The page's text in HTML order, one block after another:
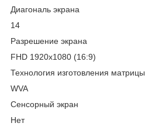
Диагональ экрана
14
Разрешение экрана
FHD 1920x1080 (16:9)
Технология изготовления матрицы
WVA
Сенсорный экран
Нет